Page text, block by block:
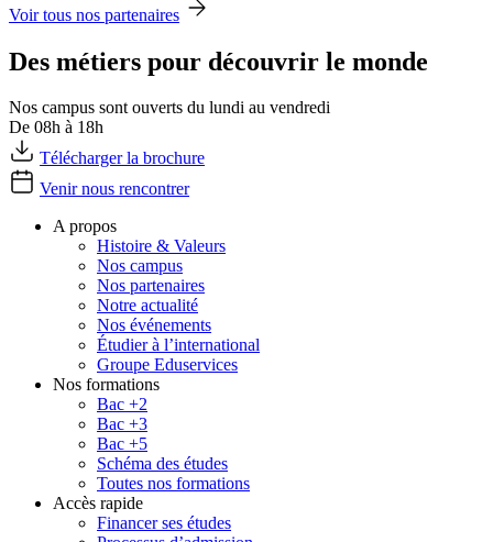
Voir tous nos partenaires
Des métiers pour découvrir le monde
Nos campus sont ouverts du lundi au vendredi
De 08h à 18h
Télécharger la brochure
Venir nous rencontrer
A propos
Histoire & Valeurs
Nos campus
Nos partenaires
Notre actualité
Nos événements
Étudier à l’international
Groupe Eduservices
Nos formations
Bac +2
Bac +3
Bac +5
Schéma des études
Toutes nos formations
Accès rapide
Financer ses études